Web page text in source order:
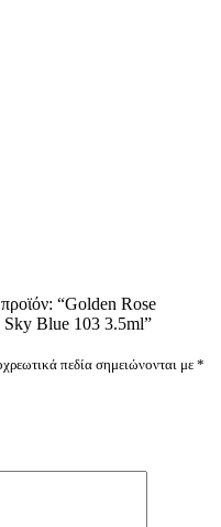
“Golden Rose
Sky Blue 103 3.5ml”
πεδία σημειώνονται με*